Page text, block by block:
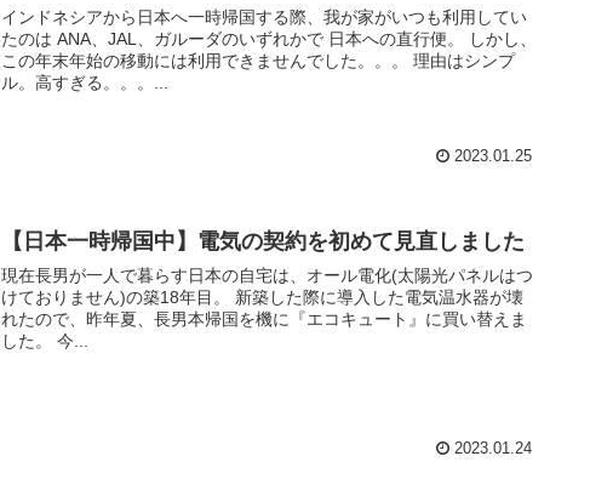
インドネシアから日本へ一時帰国する際、我が家がいつも利用してい
たのは ANA、JAL、ガルーダのいずれかで 日本への直行便。 しかし、
この年末年始の移動には利用できませんでした。。。 理由はシンプ
ル。高すぎる。。。...
2023.01.25
【日本一時帰国中】電気の契約を初めて見直しました
現在長男が一人で暮らす日本の自宅は、オール電化(太陽光パネルはつ
けておりません)の築18年目。 新築した際に導入した電気温水器が壊
れたので、昨年夏、長男本帰国を機に『エコキュート』に買い替えま
した。 今...
2023.01.24